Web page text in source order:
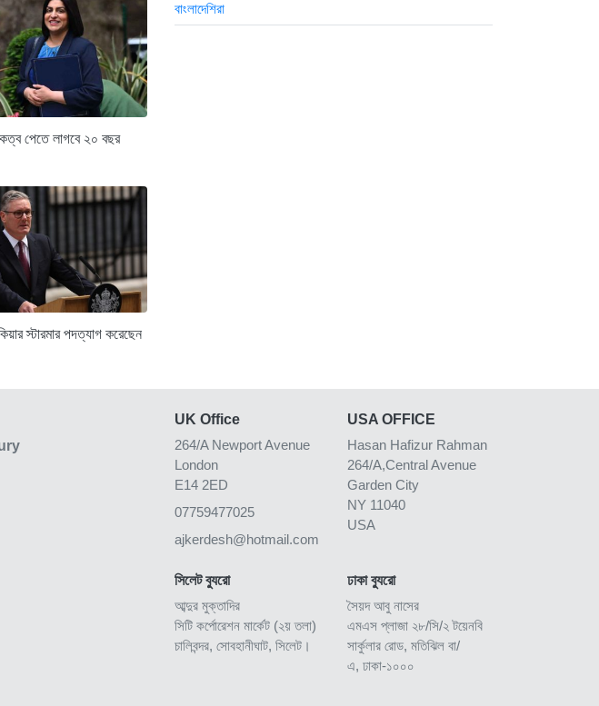
পেতে লাগবে ২০ বছর
স্টারমার পদত্যাগ করেছেন
UK Office
264/A Newport Avenue
London
E14 2ED
07759477025
ajkerdesh@hotmail.com
USA OFFICE
Hasan Hafizur Rahman
264/A,Central Avenue
Garden City
NY 11040
USA
সিলেট ব্যুরো
আব্দুর মুক্তাদির
সিটি কর্পোরেশন মার্কেট (২য় তলা)
চালিবন্দর, সোবহানীঘাট, সিলেট।
ঢাকা ব্যুরো
সৈয়দ আবু নাসের
এমএস প্লাজা ২৮/সি/২ টয়েনবি
সার্কুলার রোড, মতিঝিল বা/
এ, ঢাকা-১০০০